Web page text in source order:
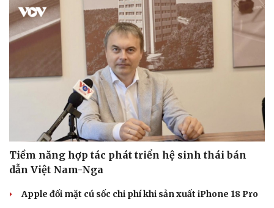
Tiềm năng hợp tác phát triển hệ sinh thái bán
dẫn Việt Nam-Nga
Apple đối mặt cú sốc chi phí khi sản xuất iPhone 18 Pro